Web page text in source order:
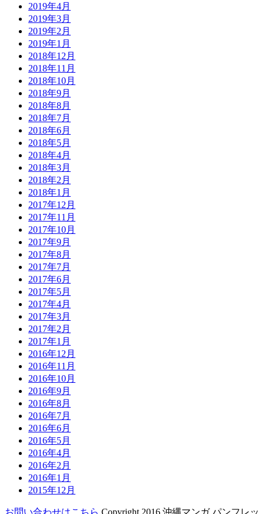
2019年4月
2019年3月
2019年2月
2019年1月
2018年12月
2018年11月
2018年10月
2018年9月
2018年8月
2018年7月
2018年6月
2018年5月
2018年4月
2018年3月
2018年2月
2018年1月
2017年12月
2017年11月
2017年10月
2017年9月
2017年8月
2017年7月
2017年6月
2017年5月
2017年4月
2017年3月
2017年2月
2017年1月
2016年12月
2016年11月
2016年10月
2016年9月
2016年8月
2016年7月
2016年6月
2016年5月
2016年4月
2016年2月
2016年1月
2015年12月
お問い合わせはこちら Copyright 2016 沖縄マンガ パンフレッ